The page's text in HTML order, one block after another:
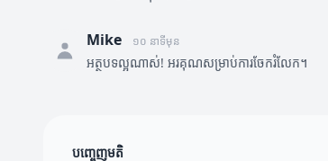
Mike ១០ នាទីមុន
អត្ថបទល្អណាស់! អរគុណសម្រាប់ការចែករំលែក។
បញ្ចេញមតិ